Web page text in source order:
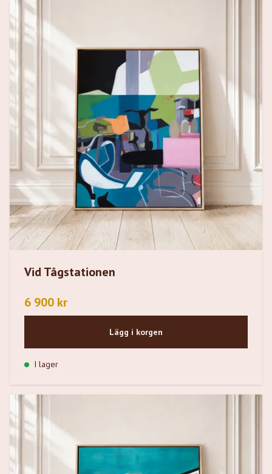
Vid Tågstationen
6 900 kr
Lägg i korgen
I lager